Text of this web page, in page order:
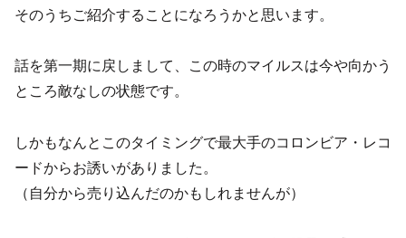
そのうちご紹介することになろうかと思います。
話を第一期に戻しまして、この時のマイルスは今や向かう
ところ敵なしの状態です。
しかもなんとこのタイミングで最大手のコロンビア・レコ
ードからお誘いがありました。
（自分から売り込んだのかもしれませんが）